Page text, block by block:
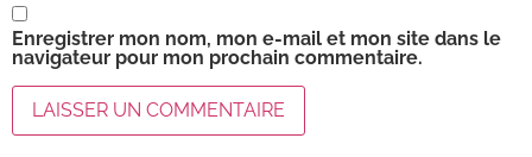
Enregistrer mon nom, mon e-mail et mon site dans le
navigateur pour mon prochain commentaire.